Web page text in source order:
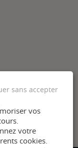
vos
votre
cookies.
sans accepter